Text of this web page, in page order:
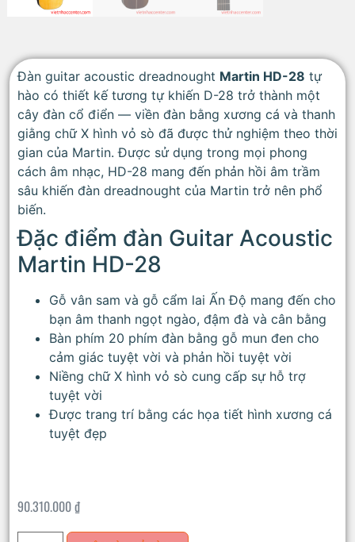
Đàn guitar acoustic dreadnought Martin HD-28 tự
hào có thiết kế tương tự khiến D-28 trở thành một
cây đàn cổ điển — viền đàn bằng xương cá và thanh
giằng chữ X hình vỏ sò đã được thử nghiệm theo thời
gian của Martin. Được sử dụng trong mọi phong
cách âm nhạc, HD-28 mang đến phản hồi âm trầm
sâu khiến đàn dreadnought của Martin trở nên phổ
biến.
Đặc điểm đàn Guitar Acoustic
Martin HD-28
Gỗ vân sam và gỗ cẩm lai Ấn Độ mang đến cho
bạn âm thanh ngọt ngào, đậm đà và cân bằng
Bàn phím 20 phím đàn bằng gỗ mun đen cho
cảm giác tuyệt vời và phản hồi tuyệt vời
Niềng chữ X hình vỏ sò cung cấp sự hỗ trợ
tuyệt vời
Được trang trí bằng các họa tiết hình xương cá
tuyệt đẹp
90.310.000₫